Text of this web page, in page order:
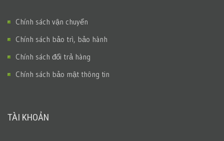
Chính sách vận chuyển
Chính sách bảo trì, bảo hành
Chính sách đổi trả hàng
Chính sách bảo mật thông tin
TÀI KHOẢN